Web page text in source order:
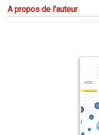
A propos de l'auteur